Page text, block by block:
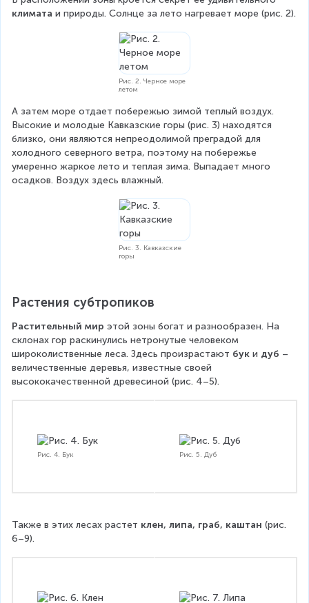
климата и природы. Солнце за лето нагревает море (рис. 2).
Рис. 2. Черное море
летом
А затем море отдает побережью зимой теплый воздух.
Высокие и молодые Кавказские горы (рис. 3) находятся
близко, они являются непреодолимой преградой для
холодного северного ветра, поэтому на побережье
умеренно жаркое лето и теплая зима. Выпадает много
осадков. Воздух здесь влажный.
Рис. 3. Кавказские
горы
Растения субтропиков
Растительный мир этой зоны богат и разнообразен. На
склонах гор раскинулись нетронутые человеком
широколиственные леса. Здесь произрастают бук и дуб –
величественные деревья, известные своей
высококачественной древесиной (рис. 4–5).
Рис. 4. Бук Рис. 5. Дуб
Также в этих лесах растет клен, липа, граб, каштан (рис.
6–9).